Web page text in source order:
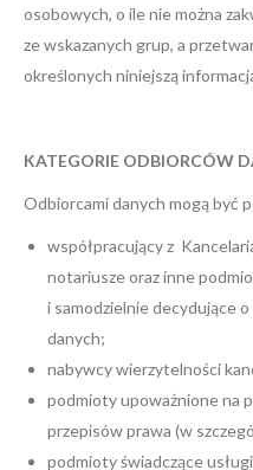
osobowych, o ile nie można
ze wskazanych grup, a
określonych niniejszą
KATEGORIE ODBIORCÓW
Odbiorcami danych mogą być
współpracujący z
notariusze oraz inne
i samodzielnie decydujące
danych;
nabywcy wierzytelności
podmioty upoważnione na
przepisów prawa (w
podmioty świadczące